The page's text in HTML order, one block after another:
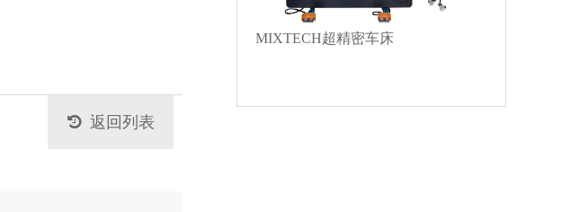
返回列表
MIXTECH超精密车床